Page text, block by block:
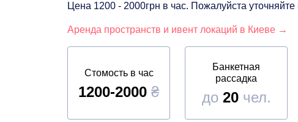
Цена 1200 - 2000грн в час. Пожалуйста
Аренда пространств и ивент локаций в Киеве →
Стомость в час
1200-2000 ₴
Банкетная
рассадка
до 20чел.